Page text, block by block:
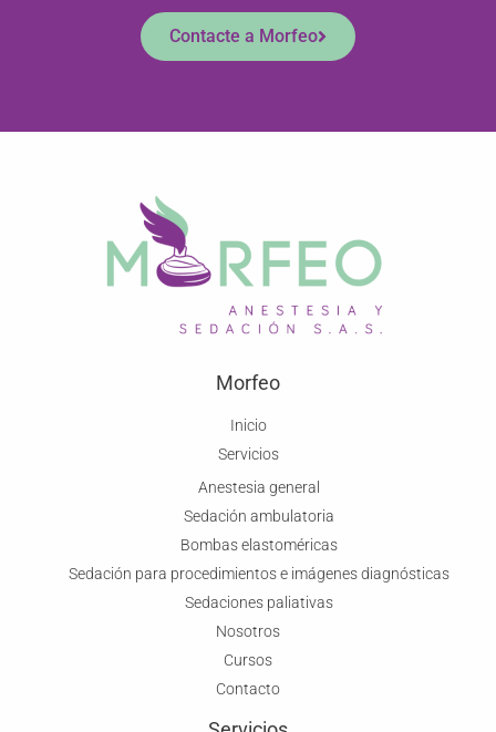
Contacte a Morfeo
Morfeo
Inicio
Servicios
Anestesia general
Sedación ambulatoria
Bombas elastoméricas
Sedación para procedimientos e imágenes diagnósticas
Sedaciones paliativas
Nosotros
Cursos
Contacto